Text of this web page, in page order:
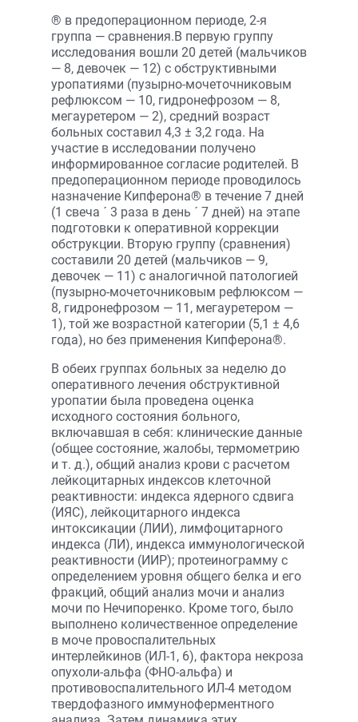
® в предоперационном периоде, 2-я
группа — сравнения.В первую группу
исследования вошли 20 детей (мальчиков
— 8, девочек — 12) с обструктивными
уропатиями (пузырно-мочеточниковым
рефлюксом — 10, гидронефрозом — 8,
мегауретером — 2), средний возраст
больных составил 4,3 ± 3,2 года. На
участие в исследовании получено
информированное согласие родителей. В
предоперационном периоде проводилось
назначение Кипферона® в течение 7 дней
(1 свеча ´ 3 раза в день ´ 7 дней) на этапе
подготовки к оперативной коррекции
обструкции. Вторую группу (сравнения)
составили 20 детей (мальчиков — 9,
девочек — 11) с аналогичной патологией
(пузырно-мочеточниковым рефлюксом —
8, гидронефрозом — 11, мегауретером —
1), той же возрастной категории (5,1 ± 4,6
года), но без применения Кипферона®.
В обеих группах больных за неделю до
оперативного лечения обструктивной
уропатии была проведена оценка
исходного состояния больного,
включавшая в себя: клинические данные
(общее состояние, жалобы, термометрию
и т. д.), общий анализ крови с расчетом
лейкоцитарных индексов клеточной
реактивности: индекса ядерного сдвига
(ИЯС), лейкоцитарного индекса
интоксикации (ЛИИ), лимфоцитарного
индекса (ЛИ), индекса иммунологической
реактивности (ИИР); протеинограмму с
определением уровня общего белка и его
фракций, общий анализ мочи и анализ
мочи по Нечипоренко. Кроме того, было
выполнено количественное определение
в моче провоспалительных
интерлейкинов (ИЛ-1, 6), фактора некроза
опухоли-альфа (ФНО-альфа) и
противовоспалительного ИЛ-4 методом
твердофазного иммуноферментного